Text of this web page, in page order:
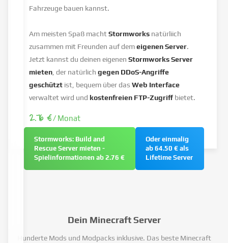
Fahrzeuge bauen kannst.
Am meisten Spaß machtStormworks natürliich
zusammen mit Freunden auf demeigenen Server.
Jetzt kannst du deinen eigenenStormworks Server
mieten , der natürlichgegen DDoS-Angriffe
geschützt ist, bequem über das Web Interface
verwaltet wird und kostenfreien FTP-Zugriff bietet.
2.76 €/ Monat
Stormworks: Build and
Rescue Server mieten -
Spielinformationen ab 2.76 €
Oder einmalig
ab 64.50 € als
Lifetime Server
Dein Minecraft Server
Hunderte Mods und Modpacks inklusive. Das beste Minecraft